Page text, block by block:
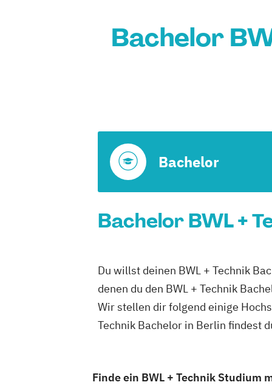
Bachelor
Bachelor
Bachelor BWL +
Du willst deinen BWL + Technik
denen du den BWL + Technik
Wir stellen dir folgend einige
Technik Bachelor in Berlin findest
Finde ein BWL + Technik Studium